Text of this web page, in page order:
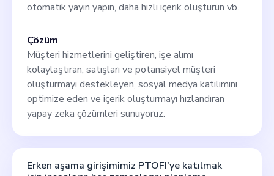
otomatik yayın yapın, daha hızlı içerik oluşturun vb.
Çözüm
Müşteri hizmetlerini geliştiren, işe alımı
kolaylaştıran, satışları ve potansiyel müşteri
oluşturmayı destekleyen, sosyal medya katılımını
optimize eden ve içerik oluşturmayı hızlandıran
yapay zeka çözümleri sunuyoruz.
Erken aşama girişimimiz PTOFI'ye katılmak